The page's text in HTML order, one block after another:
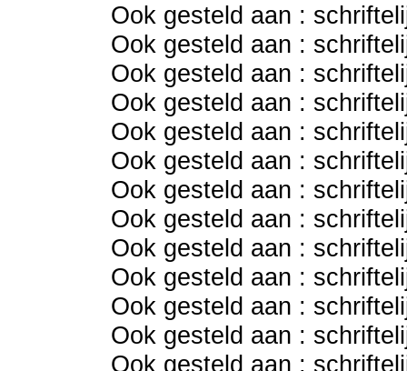
Ook gesteld aan :
Ook gesteld aan :
Ook gesteld aan :
Ook gesteld aan :
Ook gesteld aan :
Ook gesteld aan :
Ook gesteld aan :
Ook gesteld aan :
Ook gesteld aan :
Ook gesteld aan :
Ook gesteld aan :
Ook gesteld aan :
Ook gesteld aan :